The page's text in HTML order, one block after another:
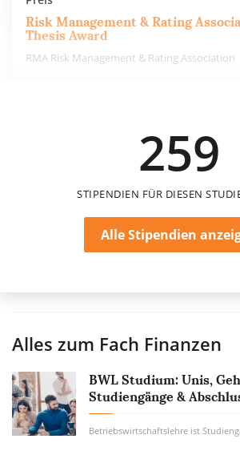
Risk Management & Rating
Thesis Award
RMA Risk Management & Rating Association
259
STIPENDIEN FÜR DIESEN
Alle Stipendien
Alles zum Fach Finanzen
BWL Studium: Unis,
Studiengänge &